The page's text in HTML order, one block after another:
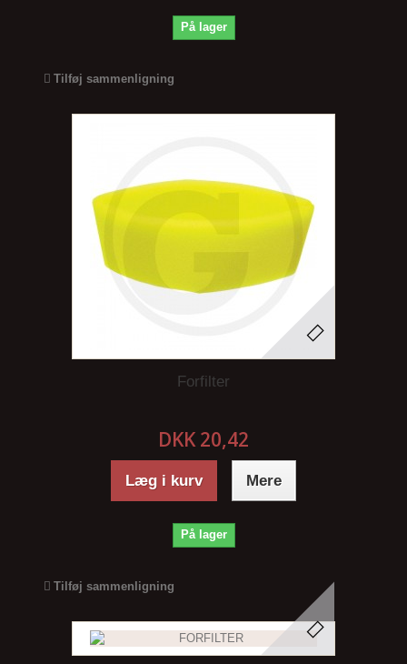
På lager
Tilføj sammenligning
Forfilter
DKK 20,42
Læg i kurv Mere
På lager
Tilføj sammenligning